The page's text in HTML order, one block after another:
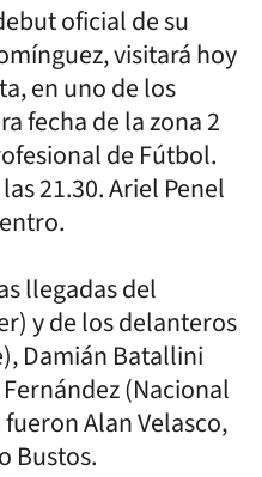
oficial de su
visitará hoy
en uno de los
fecha de la zona 2
de Fútbol.
21.30. Ariel Penel
llegadas del
y de los delanteros
Damián Batallini
(Nacional
Alan Velasco,
Bustos.